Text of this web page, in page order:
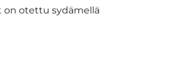
on otettu sydämellä